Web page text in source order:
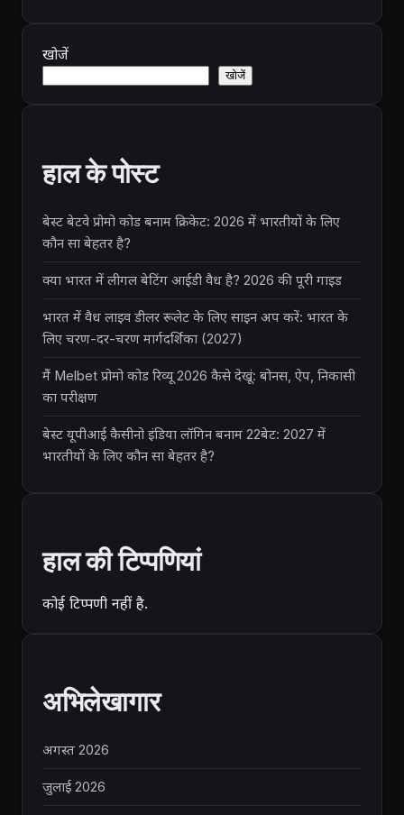
खोजें
खोजें
हाल के पोस्ट
बेस्ट बेटवे प्रोमो कोड बनाम क्रिकेट: 2026 में भारतीयों के लिए
कौन सा बेहतर है?
क्या भारत में लीगल बेटिंग आईडी वैध है? 2026 की पूरी गाइड
भारत में वैध लाइव डीलर रूलेट के लिए साइन अप करें: भारत के
लिए चरण-दर-चरण मार्गदर्शिका (2027)
मैं Melbet प्रोमो कोड रिव्यू 2026 कैसे देखूं: बोनस, ऐप, निकासी
का परीक्षण
बेस्ट यूपीआई कैसीनो इंडिया लॉगिन बनाम 22बेट: 2027 में
भारतीयों के लिए कौन सा बेहतर है?
हाल की टिप्पणियां
कोई टिप्पणी नहीं है.
अभिलेखागार
अगस्त 2026
जुलाई 2026